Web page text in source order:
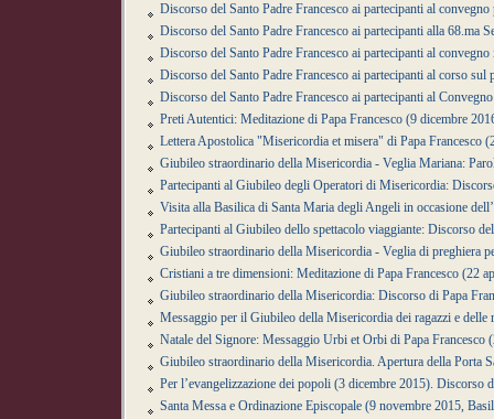
Discorso del Santo Padre Francesco ai partecipanti al
Discorso del Santo Padre Francesco ai partecipanti alla 68.ma
Discorso del Santo Padre Francesco ai partecipanti al
Discorso del Santo Padre Francesco ai partecipanti al corso
Discorso del Santo Padre Francesco ai partecipanti al
Preti Autentici: Meditazione di Papa Francesco (9 dicembre
Lettera Apostolica "Misericordia et misera" di Papa Francesco
Giubileo straordinario della Misericordia - Veglia Mariana:
Partecipanti al Giubileo degli Operatori di Misericordia:
Visita alla Basilica di Santa Maria degli Angeli in occasione
Partecipanti al Giubileo dello spettacolo viaggiante: Discorso
Giubileo straordinario della Misericordia - Veglia di preghiera
Cristiani a tre dimensioni: Meditazione di Papa Francesco (22
Giubileo straordinario della Misericordia: Discorso di Papa
Messaggio per il Giubileo della Misericordia dei ragazzi e delle
Natale del Signore: Messaggio Urbi et Orbi di Papa Francesco
Giubileo straordinario della Misericordia. Apertura della Porta
Per l’evangelizzazione dei popoli (3 dicembre 2015). Discorso
Santa Messa e Ordinazione Episcopale (9 novembre 2015,